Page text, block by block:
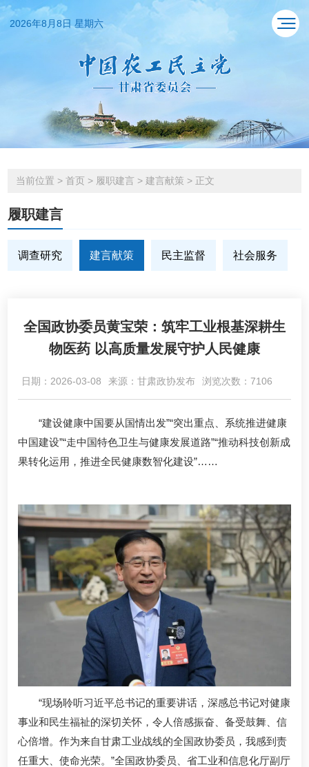
2026年8月8日 星期六
当前位置 > 首页 > 履职建言 > 建言献策 > 正文
履职建言
调查研究 建言献策 民主监督 社会服务
全国政协委员黄宝荣：筑牢工业根基深耕生
物医药 以高质量发展守护人民健康
日期：2026-03-08 来源：甘肃政协发布 浏览次数：7106
“建设健康中国要从国情出发”“突出重点、系统推进健康
中国建设”“走中国特色卫生与健康发展道路”“推动科技创新成
果转化运用，推进全民健康数智化建设”……
“现场聆听习近平总书记的重要讲话，深感总书记对健康
事业和民生福祉的深切关怀，令人倍感振奋、备受鼓舞、信
心倍增。作为来自甘肃工业战线的全国政协委员，我感到责
任重大、使命光荣。”全国政协委员、省工业和信息化厅副厅